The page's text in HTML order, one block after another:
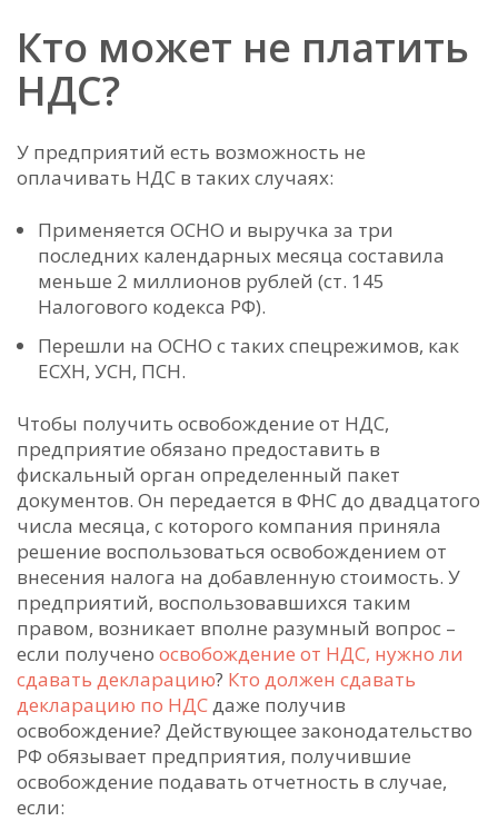
Кто может не платить
НДС?
У предприятий есть возможность не
оплачивать НДС в таких случаях:
Применяется ОСНО и выручка за три
последних календарных месяца составила
меньше 2 миллионов рублей (ст. 145
Налогового кодекса РФ).
Перешли на ОСНО с таких спецрежимов, как
ЕСХН, УСН, ПСН.
Чтобы получить освобождение от НДС,
предприятие обязано предоставить в
фискальный орган определенный пакет
документов. Он передается в ФНС до двадцатого
числа месяца, с которого компания приняла
решение воспользоваться освобождением от
внесения налога на добавленную стоимость. У
предприятий, воспользовавшихся таким
правом, возникает вполне разумный вопрос –
если получено освобождение от НДС, нужно ли
сдавать декларацию? Кто должен сдавать
декларацию по НДСдаже получив
освобождение? Действующее законодательство
РФ обязывает предприятия, получившие
освобождение подавать отчетность в случае,
если: